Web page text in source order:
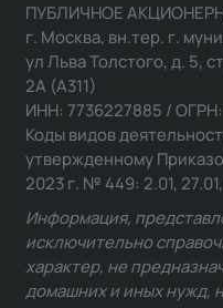
ПУБЛИЧНОЕ
г. Москва, вн.тер. г.
ул Льва Толстого, д. 5,
2А (А311)
ИНН: 7736227885 /
Коды видов
утвержденному
2023 г. № 449: 2.01,
Информация,
исключительно
характер, не
домашних и иных нужд,